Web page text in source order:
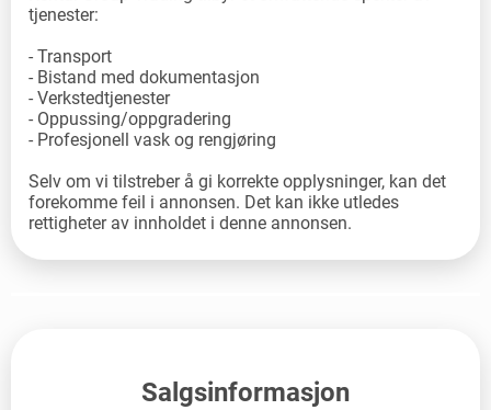
tjenester:
- Transport
- Bistand med dokumentasjon
- Verkstedtjenester
- Oppussing/oppgradering
- Profesjonell vask og rengjøring
Selv om vi tilstreber å gi korrekte opplysninger, kan det
forekomme feil i annonsen. Det kan ikke utledes
rettigheter av innholdet i denne annonsen.
Salgsinformasjon